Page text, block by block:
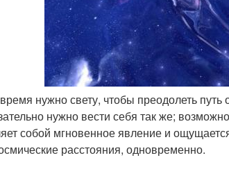
нужно свету, чтобы преодолеть
нужно вести себя так же;
собой мгновенное явление и
расстояния, одновременно.